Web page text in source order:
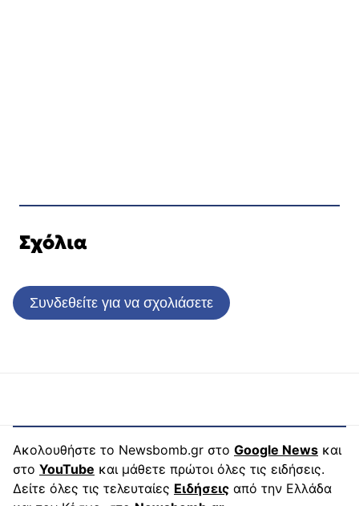
Σχόλια
Συνδεθείτε για να σχολιάσετε
Ακολουθήστε το Newsbomb.gr στο Google News και
στο YouTube και μάθετε πρώτοι όλες τις ειδήσεις.
Δείτε όλες τις τελευταίες Ειδήσεις από την Ελλάδα